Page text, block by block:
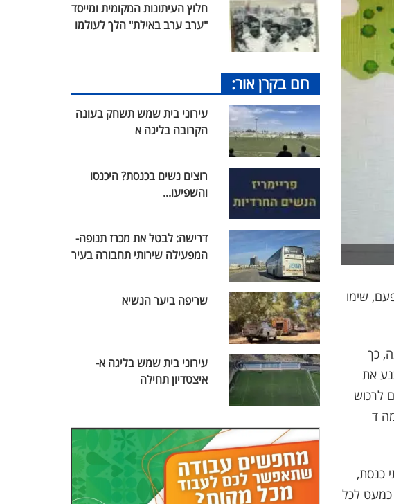
שימו
כך
את
לרכוש
ד
כנסת,
למום תפלה כמעט לכל
חלוץ העיתונות המקומית ומייסד
"ערב ערב באילת" הלך לעולמו
חם בקרן אור:
עירוני בית שמש תשחק בעונה
הקרובה בליגה א
רוצים נשים בכנסת? היכנסו
והשפיעו...
דרישה: לבטל את מכרז תנופה-
המפעילה שירותי תחבורה בעיר
שריפה ביער הנשיא
עירוני בית שמש בליגה א-
איצטדיון תחילה